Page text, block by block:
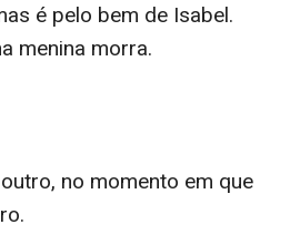
é pelo bem de Isabel.
menina morra.
no momento em que